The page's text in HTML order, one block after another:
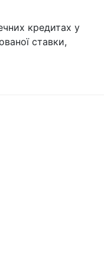
кредитах у
ставки,